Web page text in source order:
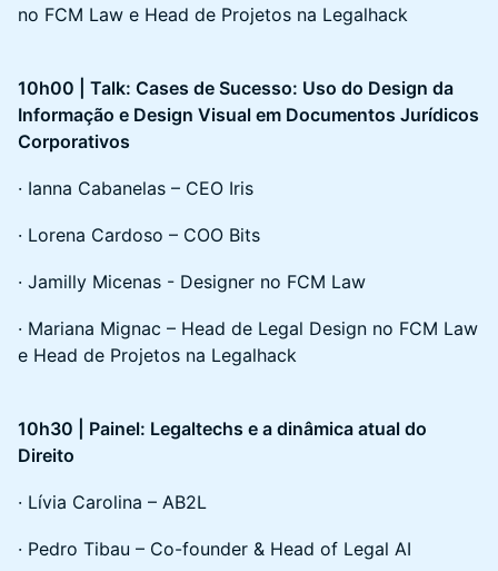
no FCM Law e Head de Projetos na Legalhack
10h00 | Talk: Cases de Sucesso: Uso do Design da
Informação e Design Visual em Documentos Jurídicos
Corporativos
· Ianna Cabanelas – CEO Iris
· Lorena Cardoso – COO Bits
· Jamilly Micenas - Designer no FCM Law
· Mariana Mignac – Head de Legal Design no FCM Law
e Head de Projetos na Legalhack
10h30 | Painel: Legaltechs e a dinâmica atual do
Direito
· Lívia Carolina – AB2L
· Pedro Tibau – Co-founder & Head of Legal AI